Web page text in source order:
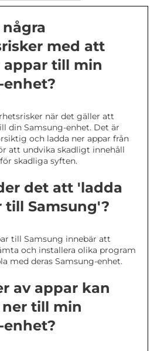
med att
appar till min
enhet?
när det gäller att
din Samsung-enhet. Det är
och ladda ner appar från
att undvika skadligt innehåll
skadliga syften.
det att 'ladda
till Samsung'?
till Samsung innebär att
och installera olika program
med deras Samsung-enhet.
av appar kan
till min
enhet?